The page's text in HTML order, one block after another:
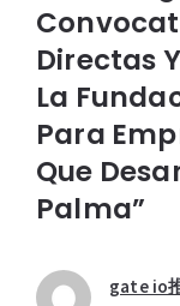
Directas
La
Para
Que
Palma”
gate io